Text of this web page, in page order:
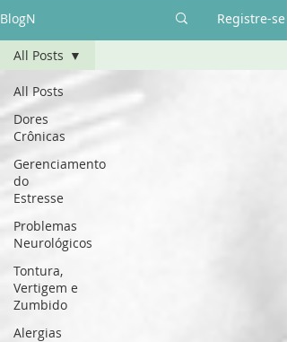
BlogN Registre-se
All Posts
Dores
Crônicas
Gerenciamento
do
Estresse
Problemas
Neurológicos
Tontura,
Vertigem e
Zumbido
Alergias
All Posts